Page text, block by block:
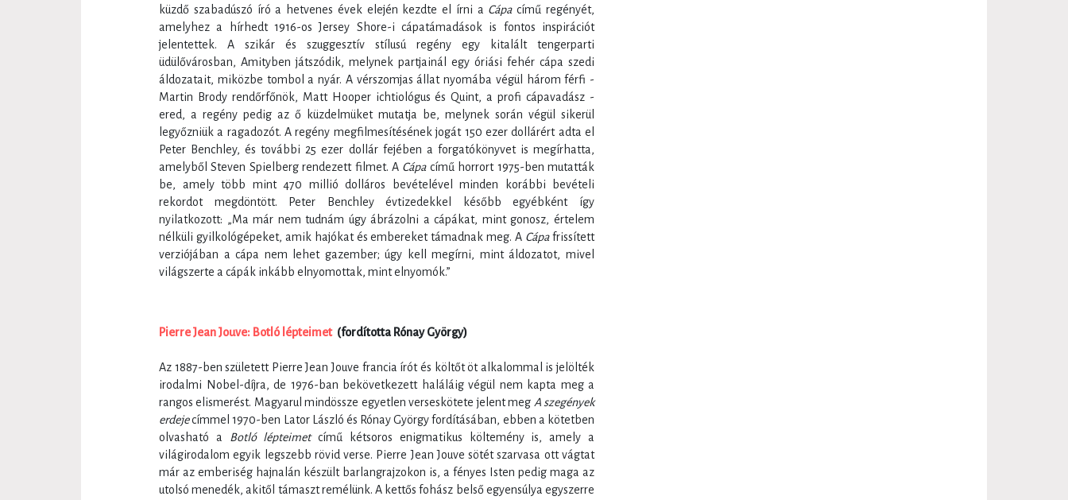
küzdő szabadúszó író a hetvenes évek elején kezdte el írni a Cápacímű regényét,
amelyhez a hírhedt 1916-os Jersey Shore-i cápatámadások is fontos inspirációt
jelentettek. A szikár és szuggesztív stílusú regény egy kitalált tengerparti
üdülővárosban, Amityben játszódik, melynek partjainál egy óriási fehér cápa szedi
áldozatait, miközbe tombol a nyár. A vérszomjas állat nyomába végül három férfi -
Martin Brody rendőrfőnök, Matt Hooper ichtiológus és Quint, a profi cápavadász -
ered, a regény pedig az ő küzdelmüket mutatja be, melynek során végül sikerül
legyőzniük a ragadozót. A regény megfilmesítésének jogát 150 ezer dollárért adta el
Peter Benchley, és további 25 ezer dollár fejében a forgatókönyvet is megírhatta,
amelyből Steven Spielberg rendezett filmet. A Cápacímű horrort 1975-ben mutatták
be, amely több mint 470 millió dolláros bevételével minden korábbi bevételi
rekordot megdöntött. Peter Benchley évtizedekkel később egyébként így
nyilatkozott: „Ma már nem tudnám úgy ábrázolni a cápákat, mint gonosz, értelem
nélküli gyilkológépeket, amik hajókat és embereket támadnak meg. A Cápafrissített
verziójában a cápa nem lehet gazember; úgy kell megírni, mint áldozatot, mivel
világszerte a cápák inkább elnyomottak, mint elnyomók.”
Pierre Jean Jouve: Botló lépteimet (fordította Rónay György)
Az 1887-ben született Pierre Jean Jouve francia írót és költőt öt alkalommal is jelölték
irodalmi Nobel-díjra, de 1976-ban bekövetkezett haláláig végül nem kapta meg a
rangos elismerést. Magyarul mindössze egyetlen verseskötete jelent meg A szegények
erdejecímmel 1970-ben Lator László és Rónay György fordításában, ebben a kötetben
olvasható a Botló lépteimetcímű kétsoros enigmatikus költemény is, amely a
világirodalom egyik legszebb rövid verse. Pierre Jean Jouve sötét szarvasa ott vágtat
már az emberiség hajnalán készült barlangrajzokon is, a fényes Isten pedig maga az
utolsó menedék, akitől támaszt remélünk. A kettős fohász belső egyensúlya egyszerre